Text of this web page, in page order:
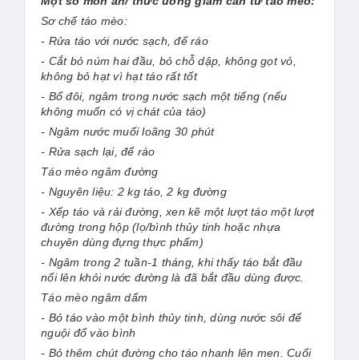
Sơ chế táo mèo:
- Rửa táo với nước sạch, để ráo
- Cắt bỏ núm hai đầu, bỏ chỗ dập, không gọt vỏ,
không bỏ hạt vì hạt táo rất tốt
- Bổ đôi, ngâm trong nước sạch một tiếng (nếu
không muốn có vị chát của táo)
- Ngâm nước muối loãng 30 phút
- Rửa sạch lại, để ráo
Táo mèo ngâm đường
- Nguyên liệu: 2 kg táo, 2 kg đường
- Xếp táo và rải đường, xen kẽ một lượt táo một lượt
đường trong hộp (lọ/bình thủy tinh hoặc nhựa
chuyên dùng đựng thực phẩm)
- Ngâm trong 2 tuần-1 tháng, khi thấy táo bắt đầu
nổi lên khỏi nước đường là đã bắt đầu dùng được.
Táo mèo ngâm dấm
- Bỏ táo vào một bình thủy tinh, dùng nước sôi để
nguội đổ vào bình
- Bỏ thêm chút đường cho táo nhanh lên men. Cuối